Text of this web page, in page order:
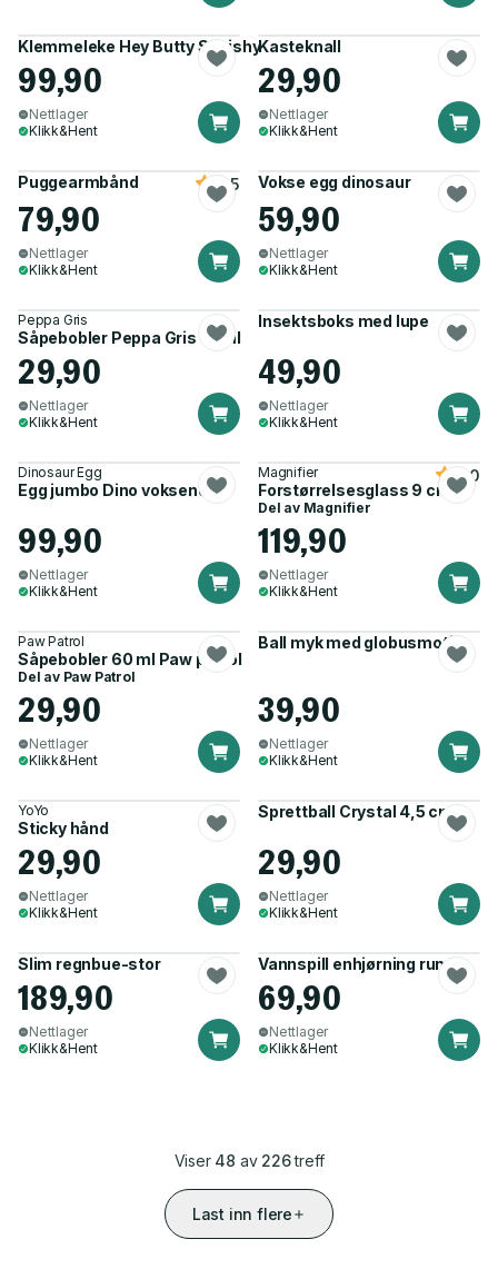
Klemmeleke Hey Butty Squishy Monster ass
99,90
Nettlager
Klikk&Hent
Kasteknall
29,90
Nettlager
Klikk&Hent
Puggearmbånd 4.5
79,90
Nettlager
Klikk&Hent
Vokse egg dinosaur
59,90
Nettlager
Klikk&Hent
Peppa Gris
Såpebobler Peppa Gris 60ml
29,90
Nettlager
Klikk&Hent
Insektsboks med lupe
49,90
Nettlager
Klikk&Hent
Dinosaur Egg
Egg jumbo Dino voksende
99,90
Nettlager
Klikk&Hent
Magnifier
Forstørrelsesglass 9 cm
5.0
Del av Magnifier
119,90
Nettlager
Klikk&Hent
Paw Patrol
Såpebobler 60 ml Paw patrol
Del av Paw Patrol
29,90
Nettlager
Klikk&Hent
Ball myk med globusmotiv
39,90
Nettlager
Klikk&Hent
YoYo
Sticky hånd
29,90
Nettlager
Klikk&Hent
Sprettball Crystal 4,5 cm
29,90
Nettlager
Klikk&Hent
Slim regnbue-stor
189,90
Nettlager
Klikk&Hent
Vannspill enhjørning rund
69,90
Nettlager
Klikk&Hent
Viser 48 av 226treff
Last inn flere